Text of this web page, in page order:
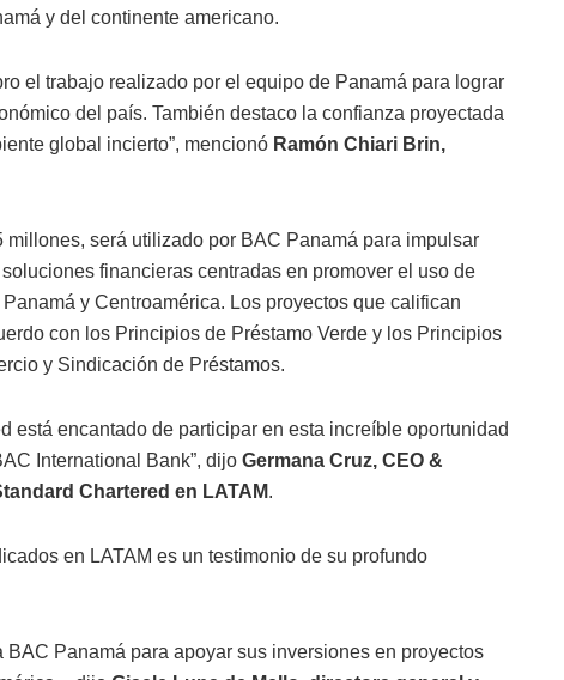
y del continente americano.
el trabajo realizado por el equipo de Panamá para lograr
del país. También destaco la confianza proyectada
global incierto”, mencionó Ramón Chiari Brin,
será utilizado por BAC Panamá para impulsar
financieras centradas en promover el uso de
y Centroamérica. Los proyectos que califican
con los Principios de Préstamo Verde y los Principios
y Sindicación de Préstamos.
está encantado de participar en esta increíble oportunidad
International Bank”, dijo Germana Cruz, CEO &
Chartered en LATAM.
en LATAM es un testimonio de su profundo
Panamá para apoyar sus inversiones en proyectos